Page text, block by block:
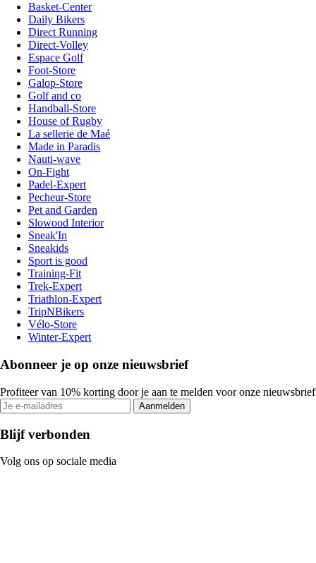
Basket-Center
Daily Bikers
Direct Running
Direct-Volley
Espace Golf
Foot-Store
Galop-Store
Golf and co
Handball-Store
House of Rugby
La sellerie de Maé
Made in Paradis
Nauti-wave
On-Fight
Padel-Expert
Pecheur-Store
Pet and Garden
Slowood Interior
Sneak'In
Sneakids
Sport is good
Training-Fit
Trek-Expert
Triathlon-Expert
TripNBikers
Vélo-Store
Winter-Expert
Abonneer je op onze nieuwsbrief
Profiteer van 10% korting door je aan te melden voor onze nieuwsbrief
Aanmelden
Blijf verbonden
Volg ons op sociale media